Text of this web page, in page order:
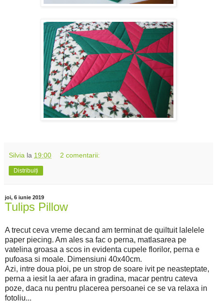
Silvia la 19:00 2 comentarii:
Distribuiți
joi, 6 iunie 2019
Tulips Pillow
A trecut ceva vreme decand am terminat de quiltuit lalelele
paper piecing. Am ales sa fac o perna, matlasarea pe
vatelina groasa a scos in evidenta cupele florilor, perna e
pufoasa si moale. Dimensiuni 40x40cm.
Azi, intre doua ploi, pe un strop de soare ivit pe neasteptate,
perna a iesit la aer afara in gradina, macar pentru cateva
poze, daca nu pentru placerea persoanei ce se va relaxa in
fotoliu...